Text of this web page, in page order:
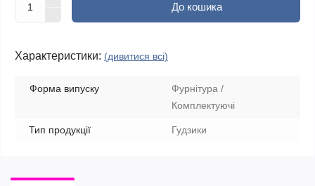
До кошика
Характеристики: (дивитися всі)
Форма випуску
Фурнітура /
Комплектуючі
Тип продукції Гудзики